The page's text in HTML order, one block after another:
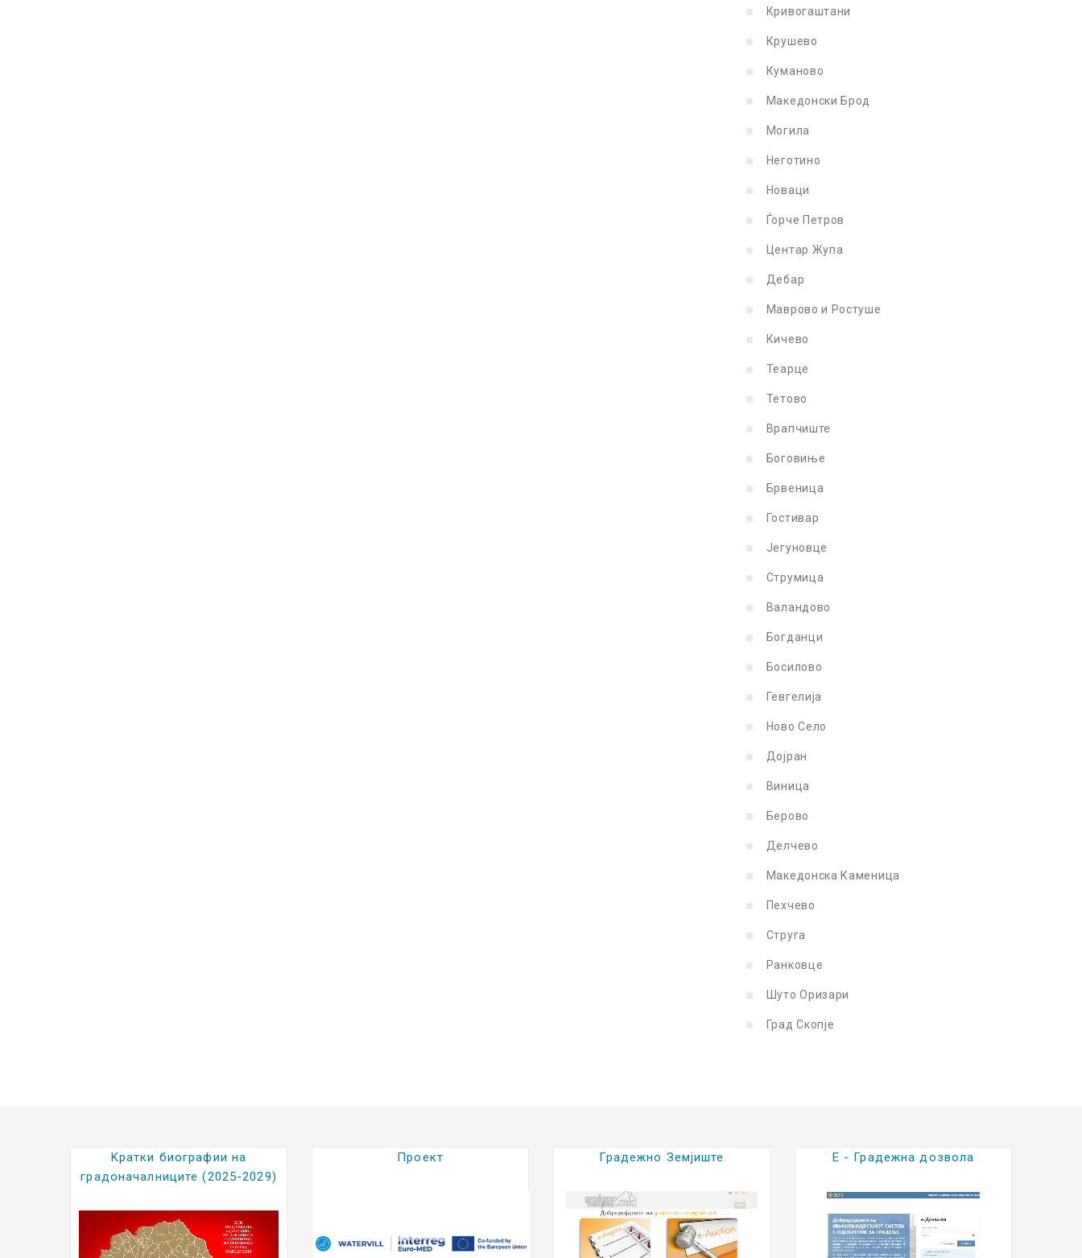
Кривогаштани
Крушево
Куманово
Македонски Брод
Могила
Неготино
Новаци
Ѓорче Петров
Центар Жупа
Дебар
Маврово и Ростуше
Кичево
Теарце
Тетово
Врапчиште
Боговиње
Брвеница
Гостивар
Јегуновце
Струмица
Валандово
Богданци
Босилово
Гевгелија
Ново Село
Дојран
Виница
Берово
Делчево
Македонска Каменица
Пехчево
Струга
Ранковце
Шуто Оризари
Град Скопје
Kратки биографии на
градоначалниците (2025-2029)
Проект Градежно Земјиште Е - Градежна дозвола